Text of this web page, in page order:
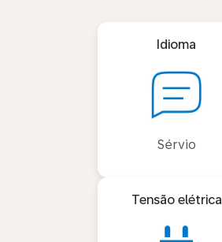
Idioma
Sérvio
Tensão elétrica